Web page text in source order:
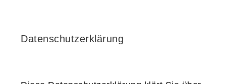
Datenschutzerklärung